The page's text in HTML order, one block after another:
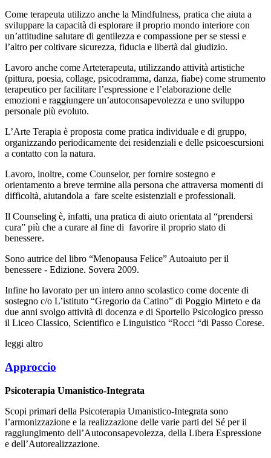
Come terapeuta utilizzo anche la Mindfulness, pratica che aiuta a
sviluppare la capacità di esplorare il proprio mondo interiore con
un’attitudine salutare di gentilezza e compassione per se stessi e
l’altro per coltivare sicurezza, fiducia e libertà dal giudizio.
Lavoro anche come Arteterapeuta, utilizzando attività artistiche
(pittura, poesia, collage, psicodramma, danza, fiabe) come strumento
terapeutico per facilitare l’espressione e l’elaborazione delle
emozioni e raggiungere un’autoconsapevolezza e uno sviluppo
personale più evoluto.
L’Arte Terapia è proposta come pratica individuale e di gruppo,
organizzando periodicamente dei residenziali e delle psicoescursioni
a contatto con la natura.
Lavoro, inoltre, come Counselor, per fornire sostegno e
orientamento a breve termine alla persona che attraversa momenti di
difficoltà, aiutandola a fare scelte esistenziali e professionali.
Il Counseling è, infatti, una pratica di aiuto orientata al “prendersi
cura” più che a curare al fine di favorire il proprio stato di
benessere.
Sono autrice del libro “Menopausa Felice” Autoaiuto per il
benessere - Edizione. Sovera 2009.
Infine ho lavorato per un intero anno scolastico come docente di
sostegno c/o L’istituto “Gregorio da Catino” di Poggio Mirteto e da
due anni svolgo attività di docenza e di Sportello Psicologico presso
il Liceo Classico, Scientifico e Linguistico “Rocci “di Passo Corese.
leggi altro
Approccio
Psicoterapia Umanistico-Integrata
Scopi primari della Psicoterapia Umanistico-Integrata sono
l’armonizzazione e la realizzazione delle varie parti del Sé per il
raggiungimento dell’Autoconsapevolezza, della Libera Espressione
e dell’Autorealizzazione.